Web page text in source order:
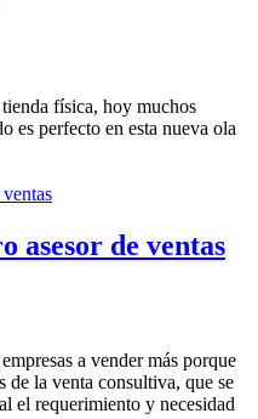
física, hoy muchos
es perfecto en esta nueva ola
asesor de ventas
a vender más porque
de la venta consultiva, que se
el requerimiento y necesidad